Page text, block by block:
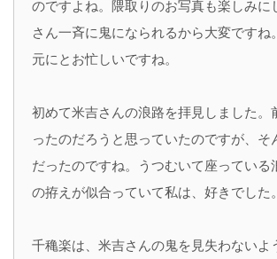
のですよね。隈取りのお写真も楽しみに
さん一斉に鬼になられるから大変ですね
元にとお忙しいですね。
初めて米吉さんの浪路を拝見しました。
ったのだろうと思っていたのですが、そ
だったのですね。うつむいて座っている
の拵えが似合っていて私は、好きでした。
千穐楽は、米吉さんの鬼を見失わないよ